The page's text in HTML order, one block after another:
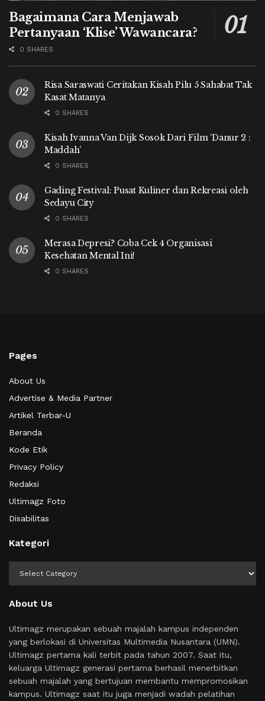
Bagaimana Cara Menjawab
Pertanyaan ‘Klise’ Wawancara?
0 SHARES
Risa Saraswati Ceritakan Kisah Pilu 5 Sahabat Tak
Kasat Matanya
0 SHARES
Kisah Ivanna Van Dijk Sosok Dari Film ‘Danur 2 :
Maddah’
0 SHARES
Gading Festival: Pusat Kuliner dan Rekreasi oleh
Sedayu City
0 SHARES
Merasa Depresi? Coba Cek 4 Organisasi
Kesehatan Mental Ini!
0 SHARES
Pages
About Us
Advertise & Media Partner
Artikel Terbar-U
Beranda
Kode Etik
Privacy Policy
Redaksi
Ultimagz Foto
Disabilitas
Kategori
About Us
Ultimagz merupakan sebuah majalah kampus independen
yang berlokasi di Universitas Multimedia Nusantara (UMN).
Ultimagz pertama kali terbit pada tahun 2007. Saat itu,
keluarga Ultimagz generasi pertama berhasil menerbitkan
sebuah majalah yang bertujuan membantu mempromosikan
kampus. Ultimagz saat itu juga menjadi wadah pelatihan